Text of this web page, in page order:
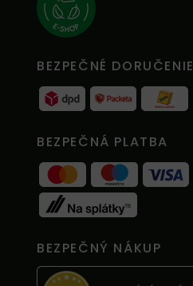
BEZPEČNÉ DORUČENIE
BEZPEČNÁ PLATBA
BEZPEČNÝ NÁKUP